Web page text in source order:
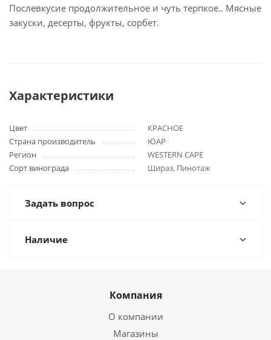
Послевкусие продолжительное и чуть терпкое.. Мясные
закуски, десерты, фрукты, сорбет.
Характеристики
Цвет
КРАСНОЕ
Страна производитель
ЮАР
Регион
WESTERN CAPE
Сорт винограда
Шираз, Пинотаж
Задать вопрос
Наличие
Компания
О компании
Магазины